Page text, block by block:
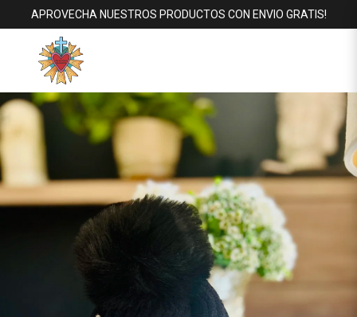
APROVECHA NUESTROS PRODUCTOS CON ENVIO GRATIS!